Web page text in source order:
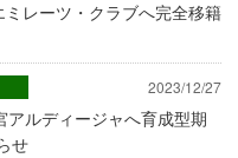
レーツ・クラブへ完全移籍
2023/12/27
アルディージャへ育成型期
せ